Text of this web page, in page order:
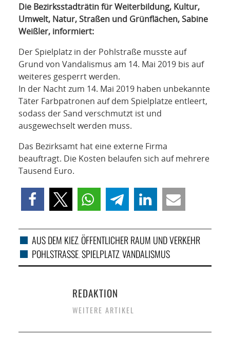
Die Bezirksstadträtin für Weiterbildung, Kultur,
Umwelt, Natur, Straßen und Grünflächen, Sabine
Weißler, informiert:
Der Spielplatz in der Pohlstraße musste auf
Grund von Vandalismus am 14. Mai 2019 bis auf
weiteres gesperrt werden.
In der Nacht zum 14. Mai 2019 haben unbekannte
Täter Farbpatronen auf dem Spielplatze entleert,
sodass der Sand verschmutzt ist und
ausgewechselt werden muss.
Das Bezirksamt hat eine externe Firma
beauftragt. Die Kosten belaufen sich auf mehrere
Tausend Euro.
AUS DEM KIEZ, ÖFFENTLICHER RAUM UND VERKEHR
POHLSTRASSE ,SPIELPLATZ,VANDALISMUS
REDAKTION
WEITERE ARTIKEL